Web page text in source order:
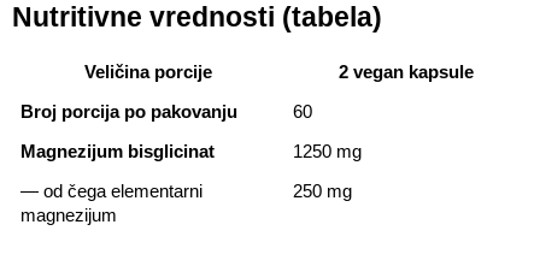
Nutritivne vrednosti (tabela)
Veličina porcije 2 vegan kapsule
Broj porcija po pakovanju 60
Magnezijum bisglicinat 1250 mg
— od čega elementarni
magnezijum
250 mg